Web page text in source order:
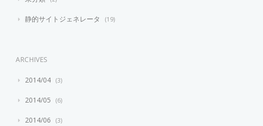
静的サイトジェネレータ 19
ARCHIVES
2014/04 3
2014/05 6
2014/06 3